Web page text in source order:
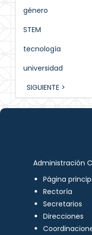
género
STEM
tecnología
universidad
SIGUIENTE >
Administración
Página
Rectoría
Secretarios
Direcciones